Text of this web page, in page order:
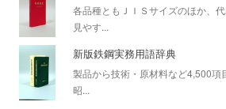
各品種ともＪＩＳサイズのほか、
見やす...
新版鉄鋼実務用語辞典
製品から技術・原材料など4,500項
昭...